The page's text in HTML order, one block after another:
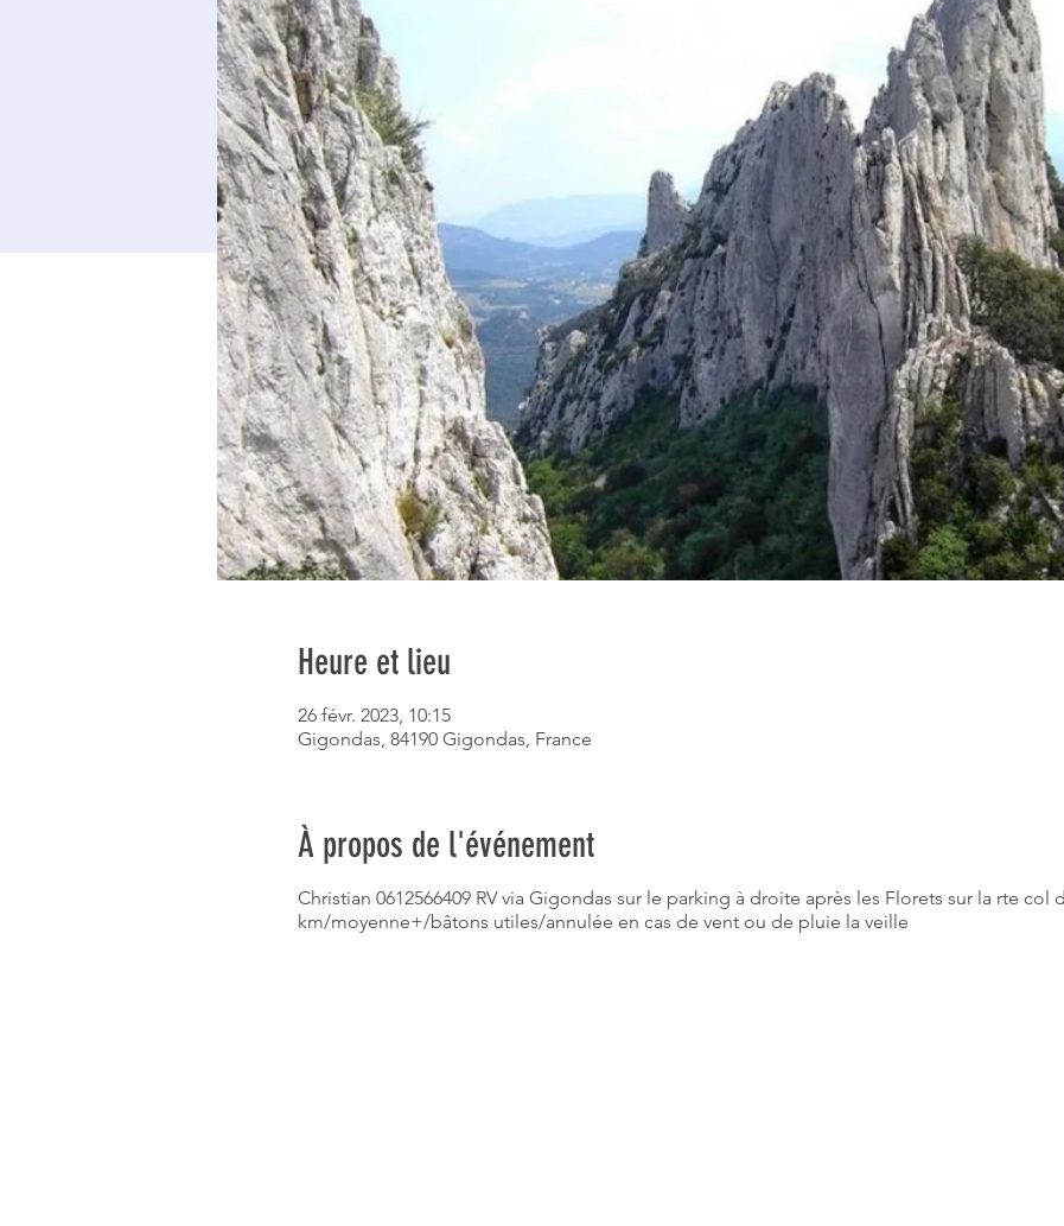
Heure et lieu
26 févr. 2023, 10:15
Gigondas, 84190 Gigondas, France
À propos de l'événement
Christian 0612566409 RV via Gigondas sur le parking à droite après les Florets sur la rte col
km/moyenne+/bâtons utiles/annulée en cas de vent ou de pluie la veille